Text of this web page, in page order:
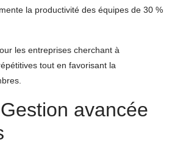
la productivité des équipes de 30 %
les entreprises cherchant à
tout en favorisant la
avancée